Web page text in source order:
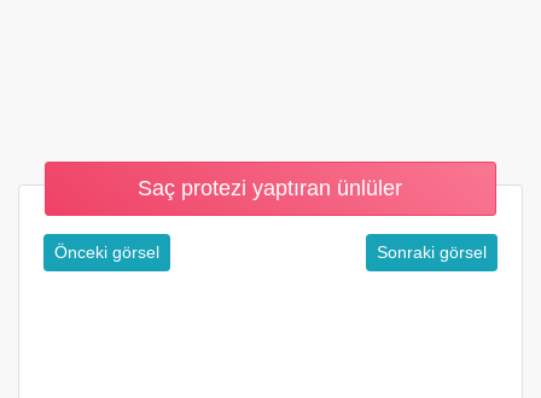
Saç protezi yaptıran ünlüler
Önceki görsel Sonraki görsel